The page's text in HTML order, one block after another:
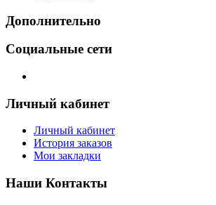
Дополнительно
Социальные сети
Личный кабинет
Личный кабинет
История заказов
Мои закладки
Наши Контакты